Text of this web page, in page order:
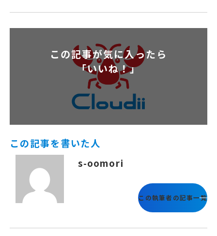
この記事が気に入ったら
「いいね！」
この記事を書いた人
s-oomori
この執筆者の記事一覧